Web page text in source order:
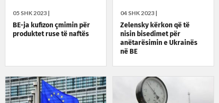
05 SHK 2023 |
BE-ja kufizon çmimin për
produktet ruse të naftës
04 SHK 2023 |
Zelensky kërkon që të
nisin bisedimet për
anëtarësimin e Ukrainës
në BE